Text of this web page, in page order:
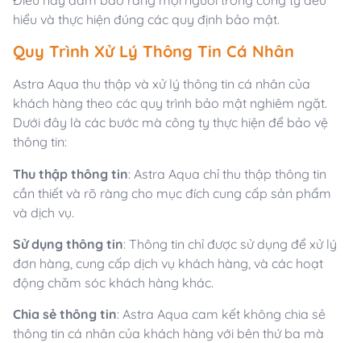
hiểu và thực hiện đúng các quy định bảo mật.
Quy Trình Xử Lý Thông Tin Cá Nhân
Astra Aqua thu thập và xử lý thông tin cá nhân của
khách hàng theo các quy trình bảo mật nghiêm ngặt.
Dưới đây là các bước mà công ty thực hiện để bảo vệ
thông tin:
Thu thập thông tin: Astra Aqua chỉ thu thập thông tin
cần thiết và rõ ràng cho mục đích cung cấp sản phẩm
và dịch vụ.
Sử dụng thông tin: Thông tin chỉ được sử dụng để xử lý
đơn hàng, cung cấp dịch vụ khách hàng, và các hoạt
động chăm sóc khách hàng khác.
Chia sẻ thông tin: Astra Aqua cam kết không chia sẻ
thông tin cá nhân của khách hàng với bên thứ ba mà